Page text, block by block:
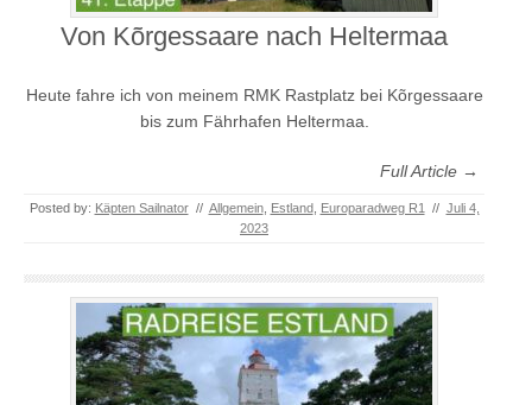
Von Kõrgessaare nach Heltermaa
Heute fahre ich von meinem RMK Rastplatz bei Kõrgessaare
bis zum Fährhafen Heltermaa.
Full Article →
Posted by: Käpten Sailnator // Allgemein, Estland, Europaradweg R1 // Juli 4,
2023